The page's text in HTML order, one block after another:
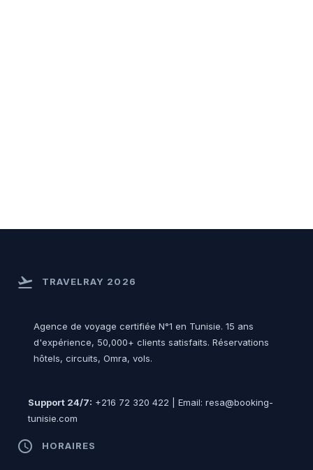
flight_takeoff TRAVELRAY 2026
Agence de voyage certifiée N°1 en Tunisie. 15 ans
d'expérience, 50,000+ clients satisfaits. Réservations
hôtels, circuits, Omra, vols.
Support 24/7: +216 72 320 422 | Email: resa@booking-
tunisie.com
access_time HORAIRES